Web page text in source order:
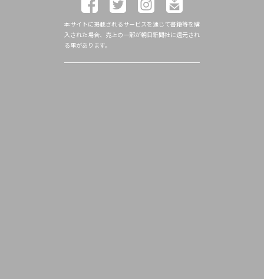
本サイトに掲載されるサービスを通じて書籍等を購
入された場合、売上の一部が朝日新聞社に還元され
る事があります。